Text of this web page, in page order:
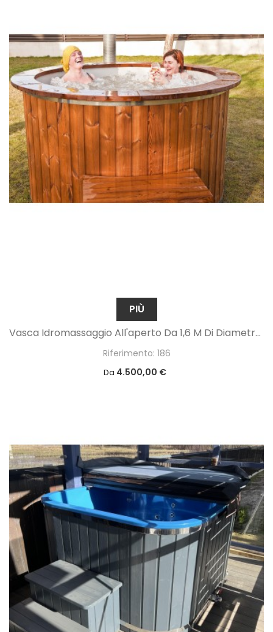
PIÙ
Vasca Idromassaggio All'aperto Da 1,6 M Di Diametro Con Sistema Di Massaggio
Riferimento: 186
Da 4.500,00 €